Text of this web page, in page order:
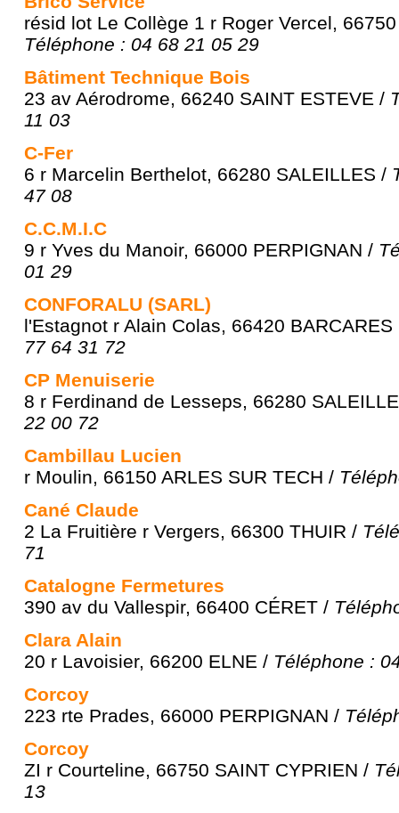
résid lot Le Collège 1 r Roger Vercel,
Téléphone : 04 68 21 05 29
Bâtiment Technique Bois
23 av Aérodrome, 66240 SAINT ESTEVE /
11 03
C-Fer
6 r Marcelin Berthelot, 66280 SALEILLES /
47 08
C.C.M.I.C
9 r Yves du Manoir, 66000 PERPIGNAN /
01 29
CONFORALU (SARL)
l'Estagnot r Alain Colas, 66420
77 64 31 72
CP Menuiserie
8 r Ferdinand de Lesseps, 66280
22 00 72
Cambillau Lucien
r Moulin, 66150 ARLES SUR TECH /
Cané Claude
2 La Fruitière r Vergers, 66300 THUIR /
71
Catalogne Fermetures
390 av du Vallespir, 66400 CÉRET /
Clara Alain
20 r Lavoisier, 66200 ELNE / Téléphone :
Corcoy
223 rte Prades, 66000 PERPIGNAN /
Corcoy
ZI r Courteline, 66750 SAINT CYPRIEN /
13